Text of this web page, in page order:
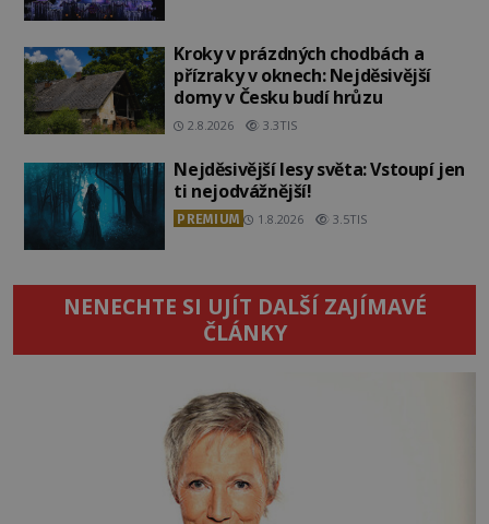
Kroky v prázdných chodbách a
přízraky v oknech: Nejděsivější
domy v Česku budí hrůzu
2.8.2026 3.3TIS
Nejděsivější lesy světa: Vstoupí jen
ti nejodvážnější!
PREMIUM 1.8.2026 3.5TIS
NENECHTE SI UJÍT DALŠÍ ZAJÍMAVÉ
ČLÁNKY